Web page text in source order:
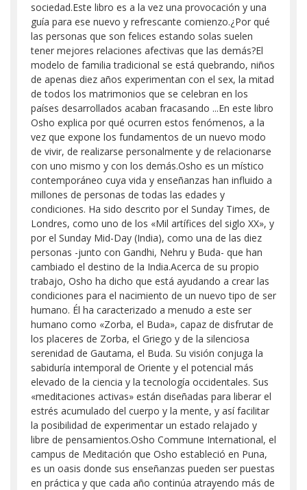
sociedad.Este libro es a la vez una provocación y una
guía para ese nuevo y refrescante comienzo.¿Por qué
las personas que son felices estando solas suelen
tener mejores relaciones afectivas que las demás?El
modelo de familia tradicional se está quebrando, niños
de apenas diez años experimentan con el sex, la mitad
de todos los matrimonios que se celebran en los
países desarrollados acaban fracasando ...En este libro
Osho explica por qué ocurren estos fenómenos, a la
vez que expone los fundamentos de un nuevo modo
de vivir, de realizarse personalmente y de relacionarse
con uno mismo y con los demás.Osho es un místico
contemporáneo cuya vida y enseñanzas han influido a
millones de personas de todas las edades y
condiciones. Ha sido descrito por el Sunday Times, de
Londres, como uno de los «Mil artífices del siglo XX», y
por el Sunday Mid-Day (India), como una de las diez
personas -junto con Gandhi, Nehru y Buda- que han
cambiado el destino de la India.Acerca de su propio
trabajo, Osho ha dicho que está ayudando a crear las
condiciones para el nacimiento de un nuevo tipo de ser
humano. Él ha caracterizado a menudo a este ser
humano como «Zorba, el Buda», capaz de disfrutar de
los placeres de Zorba, el Griego y de la silenciosa
serenidad de Gautama, el Buda. Su visión conjuga la
sabiduría intemporal de Oriente y el potencial más
elevado de la ciencia y la tecnología occidentales. Sus
«meditaciones activas» están diseñadas para liberar el
estrés acumulado del cuerpo y la mente, y así facilitar
la posibilidad de experimentar un estado relajado y
libre de pensamientos.Osho Commune International, el
campus de Meditación que Osho estableció en Puna,
es un oasis donde sus enseñanzas pueden ser puestas
en práctica y que cada año continúa atrayendo más de